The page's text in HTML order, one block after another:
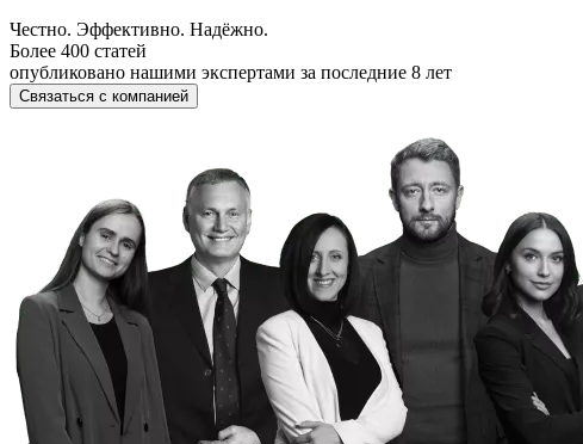
Честно. Эффективно. Надёжно.
Более 400 статей
опубликовано нашими экспертами за последние 8 лет
Связаться с компанией